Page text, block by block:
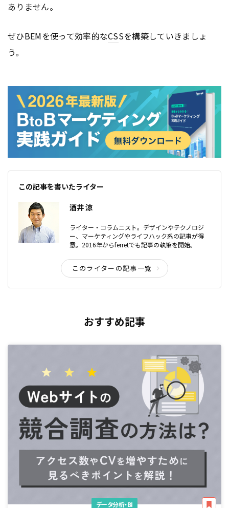
ありません。
ぜひBEMを使って効率的なCSSを構築していきましょ
う。
この記事を書いたライター
酒井 涼
ライター・コラムニスト。デザインやテクノロジ
ー、マーケティングやライフハック系の記事が得
意。2016年からferretでも記事の執筆を開始。
このライターの記事一覧
おすすめ記事
データ分析・BI